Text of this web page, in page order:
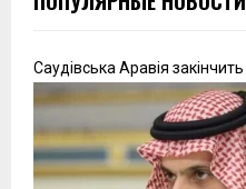
Саудівська Аравія закінчить